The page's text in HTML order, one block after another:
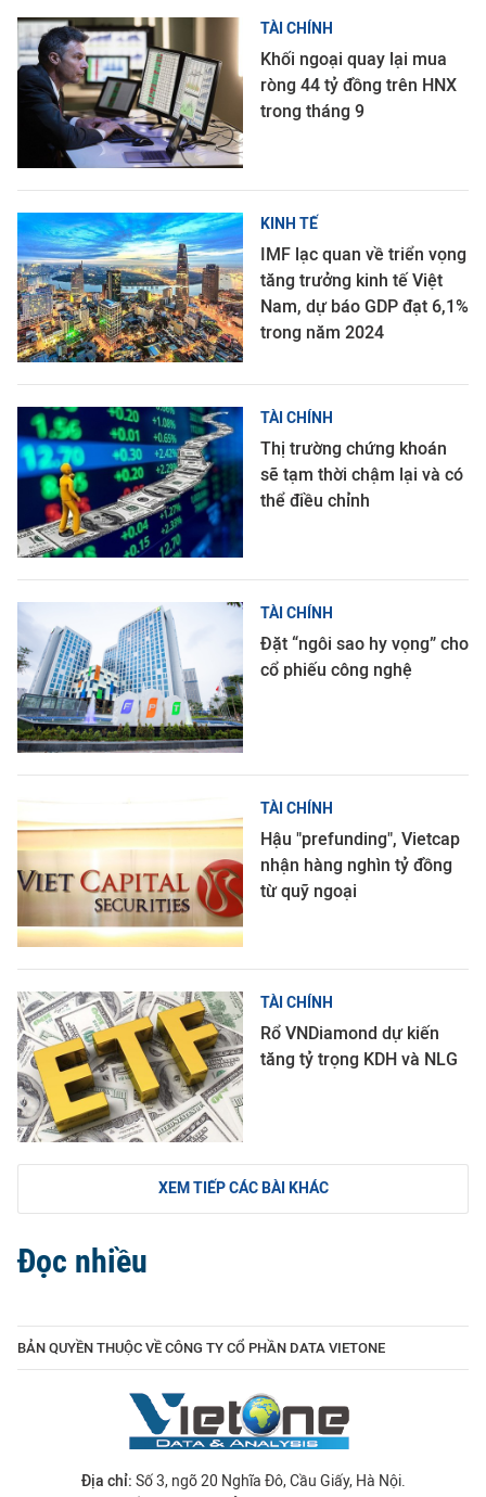
TÀI CHÍNH
Khối ngoại quay lại mua
ròng 44 tỷ đồng trên HNX
trong tháng 9
KINH TẾ
IMF lạc quan về triển vọng
tăng trưởng kinh tế Việt
Nam, dự báo GDP đạt 6,1%
trong năm 2024
TÀI CHÍNH
Thị trường chứng khoán
sẽ tạm thời chậm lại và có
thể điều chỉnh
TÀI CHÍNH
Đặt “ngôi sao hy vọng” cho
cổ phiếu công nghệ
TÀI CHÍNH
Hậu "prefunding", Vietcap
nhận hàng nghìn tỷ đồng
từ quỹ ngoại
TÀI CHÍNH
Rổ VNDiamond dự kiến
tăng tỷ trọng KDH và NLG
XEM TIẾP CÁC BÀI KHÁC
Đọc nhiều
BẢN QUYỀN THUỘC VỀ CÔNG TY CỔ PHẦN DATA VIETONE
Địa chỉ: Số 3, ngõ 20 Nghĩa Đô, Cầu Giấy, Hà Nội.